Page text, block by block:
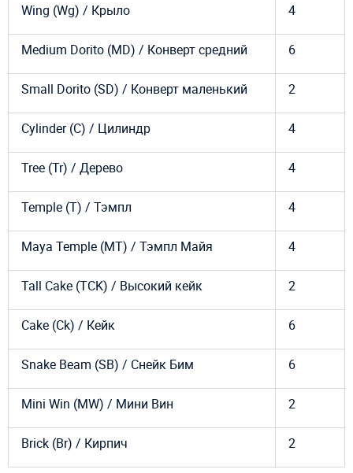
Wing (Wg) / Крыло 4
Medium Dorito (MD) / Конверт средний 6
Small Dorito (SD) / Конверт маленький 2
Cylinder (С) / Цилиндр 4
Tree (Tr) / Дерево 4
Temple (T) / Тэмпл 4
Maya Temple (MT) / Тэмпл Майя 4
Tall Cake (TCK) / Высокий кейк 2
Cake (Ck) / Кейк 6
Snake Beam (SB) / Снейк Бим 6
Mini Win (MW) / Мини Вин 2
Brick (Br) / Кирпич 2